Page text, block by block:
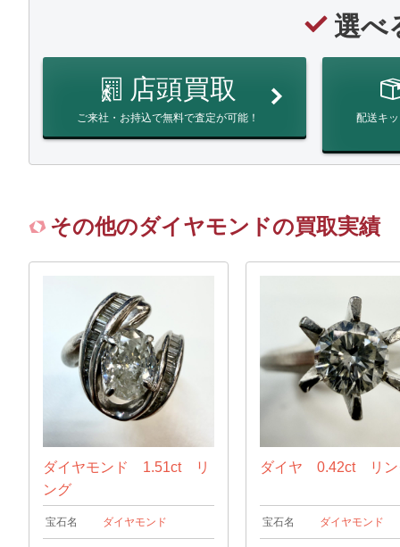
選べ
店頭買取
ご来社・お持込で無料で査定が可能！ 配送キ
その他のダイヤモンドの買取実績
ダイヤモンド 1.51ct リ
ング
宝石名 ダイヤモンド
ダイヤ 0.42ct リン
宝石名 ダイヤモンド